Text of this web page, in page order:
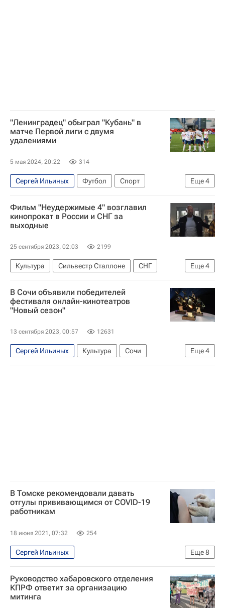
"Ленинградец" обыграл "Кубань" в
матче Первой лиги с двумя
удалениями
5 мая 2024, 20:22 314
Еще4
Сергей Ильиных Футбол
Спорт
Краснодар
Евгений Осипов
Кубань
Ленинградец
Фильм "Неудержимые 4" возглавил
кинопрокат в России и СНГ за
выходные
25 сентября 2023, 02:03 2199
Еще4
Культура Сильвестр Сталлоне
СНГ
Меган Фокс
Антон Васильев
Белоруссия
Россия
В Сочи объявили победителей
фестиваля онлайн-кинотеатров
"Новый сезон"
13 сентября 2023, 00:57 12631
Еще4
Сергей Ильиных Культура
Сочи
Дарья Мороз
Сергей Бурунов
Роза Хутор
В Томске рекомендовали давать
отгулы прививающимся от COVID-19
работникам
18 июня 2021, 07:32 254
Еще8
Сергей Ильиных
Распространение коронавируса
Общество
Томская область
Новосибирск
Здоровье
Россия
Руководство хабаровского отделения
КПРФ ответит за организацию
митинга